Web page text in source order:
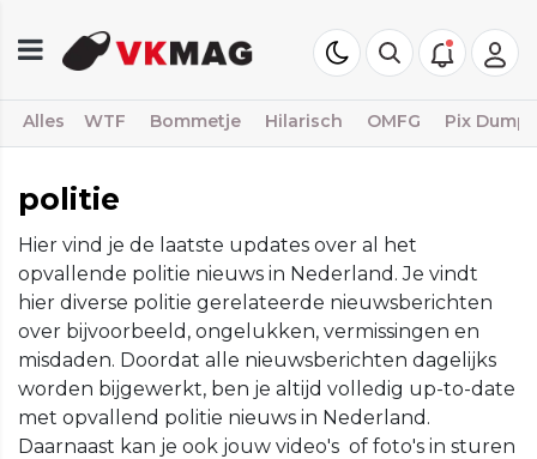
Alles WTF Bommetje Hilarisch OMFG Pix Dump
politie
Hier vind je de laatste updates over al het
opvallende politie nieuws in Nederland. Je vindt
hier diverse politie gerelateerde nieuwsberichten
over bijvoorbeeld, ongelukken, vermissingen en
misdaden. Doordat alle nieuwsberichten dagelijks
worden bijgewerkt, ben je altijd volledig up-to-date
met opvallend politie nieuws in Nederland.
Daarnaast kan je ook jouw video's of foto's in sturen